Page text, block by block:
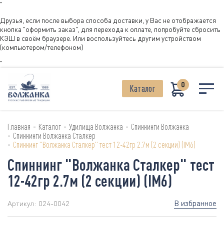
"
Друзья, если после выбора способа доставки, у Вас не отображается
кнопка "оформить заказ", для перехода к оплате, попробуйте сбросить
КЭШ в своём браузере. Или воспользуйтесь другим устройством
(компьютером/телефоном)
"
Каталог 0
Главная - Каталог - Удилища Волжанка - Спиннинги Волжанка
- Спиннинги Волжанка Сталкер
- Спиннинг "Волжанка Сталкер" тест 12-42гр 2.7м (2 секции) (IM6)
Спиннинг "Волжанка Сталкер" тест
12-42гр 2.7м (2 секции) (IM6)
Артикул: 024-0042 В избранное